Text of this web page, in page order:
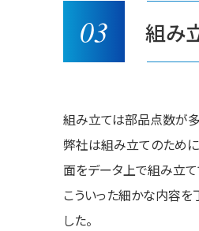
03 組み
組み立ては部品点数が多
弊社は組み立てのために
面をデータ上で組み立
こういった細かな内容を
した。